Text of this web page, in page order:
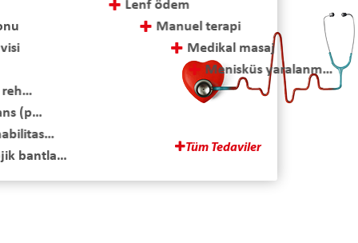
taban rehabilitasyonu)
Lenf ödem
Manuel terapi
Menisküs yaralanmaları ve cerrahi sonrası tedavi
Multipl skleroz (ms) tedavisi
Parapleji-tetraplaji rehabilitasyonu
Tüm Tedaviler